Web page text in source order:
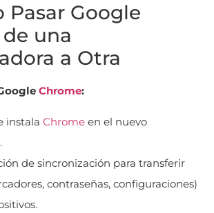
Pasar Google
una
a Otra
Chrome:
instala Chrome en el nuevo
de sincronización para transferir
contraseñas, configuraciones)